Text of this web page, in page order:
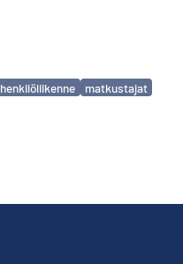
henkilöliikenne
matkustajat